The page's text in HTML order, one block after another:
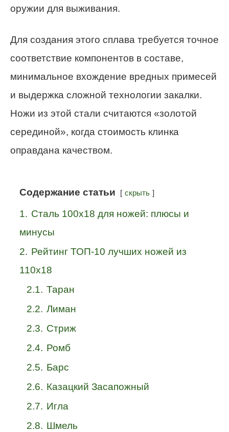
оружии для выживания.
Для создания этого сплава требуется точное
соответствие компонентов в составе,
минимальное вхождение вредных примесей
и выдержка сложной технологии закалки.
Ножи из этой стали считаются «золотой
серединой», когда стоимость клинка
оправдана качеством.
Содержание статьи скрыть
1. Сталь 100х18 для ножей: плюсы и
минусы
2. Рейтинг ТОП-10 лучших ножей из
110х18
2.1. Таран
2.2. Лиман
2.3. Стриж
2.4. Ромб
2.5. Барс
2.6. Казацкий Засапожный
2.7. Игла
2.8. Шмель